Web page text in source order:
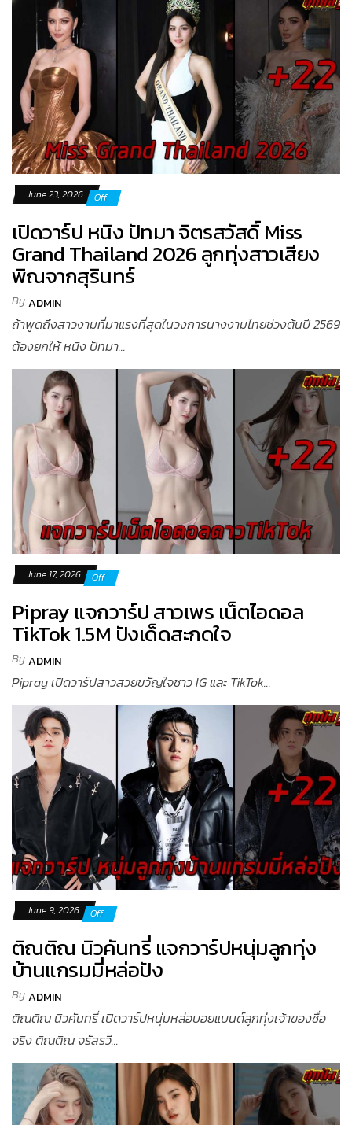
June 23, 2026 Off
เปิดวาร์ป หนิง ปัทมา จิตรสวัสดิ์ Miss
Grand Thailand 2026 ลูกทุ่งสาวเสียง
พิณจากสุรินทร์
ByADMIN
ถ้าพูดถึงสาวงามที่มาแรงที่สุดในวงการนางงามไทยช่วงต้นปี 2569
ต้องยกให้ หนิง ปัทมา...
June 17, 2026 Off
Pipray แจกวาร์ป สาวเพร เน็ตไอดอล
TikTok 1.5M ปังเด็ดสะกดใจ
ByADMIN
Pipray เปิดวาร์ปสาวสวยขวัญใจชาว IG และ TikTok...
June 9, 2026 Off
ติณติณ นิวคันทรี่ แจกวาร์ปหนุ่มลูกทุ่ง
บ้านแกรมมี่หล่อปัง
ByADMIN
ติณติณ นิวคันทรี่ เปิดวาร์ปหนุ่มหล่อบอยแบนด์ลูกทุ่งเจ้าของชื่อ
จริง ติณติณ จรัสรวี...